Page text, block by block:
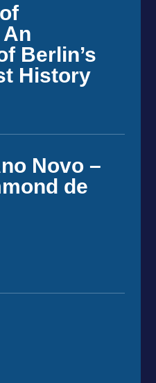
Berlin’s
History
Novo –
de